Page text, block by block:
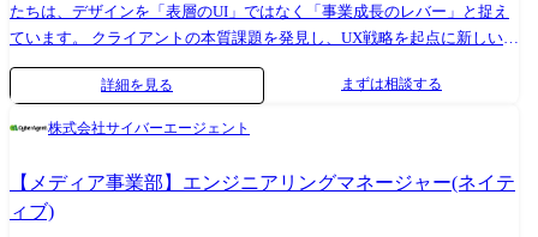
Gemini ●デザイン環境 ・デザインツール: Figma ・言語: HTML、
CSS、JavaScript (Vue, React, jQuery) ・コミュニケーションツール:
Slack, Google Workspace
たちは、デザインを「表層のUI」ではなく「事業成長のレバー」と捉え
ています。 クライアントの本質課題を発見し、UX戦略を起点に新しい価
値を共創する仲間を募集します。 マーケティング事業部(クリエイティブ
部門)は、2025年5月より本格始動。 DX推進・新規事業立ち上げ・サービ
ンまで、上流から実装・運用まで一気通貫で手掛ける体制を構築中。 今
後はさらに、UX戦略・事業デザインの領域を強化していきます。 【仕事
内容例】 クライアントワークを中心とし、Web/アプリを中心としたUIデ
詳細を見る まずは相談する
株式会社サイバーエージェント
【メディア事業部】エンジニアリングマネージャー(ネイテ
ィブ)